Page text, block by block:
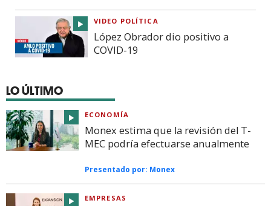
VIDEO POLÍTICA
López Obrador dio positivo a
COVID-19
LO ÚLTIMO
ECONOMÍA
Monex estima que la revisión del T-
MEC podría efectuarse anualmente
Presentado por: Monex
EMPRESAS